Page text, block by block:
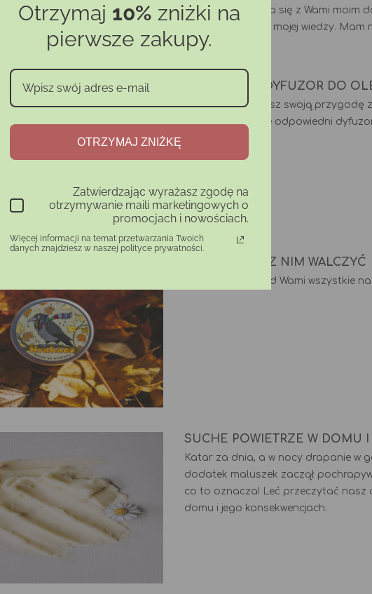
się do podzielenia się z Wami moim
punktu widzenia i mojej wiedzy. Mam
JAK WYBRAĆ DYFUZOR DO
Dopiero zaczynasz swoją przygodę
dobrać dla siebie odpowiedni
KASZEL I JAK Z NIM WALCZYĆ
Odkrywamy przed Wami wszystkie
SUCHE POWIETRZE W DOMU
Katar za dnia, a w nocy drapanie w
dodatek maluszek zaczął
co to oznacza! Leć przeczytać nasz
domu i jego konsekwencjach.
Otrzymaj 10% zniżki na
pierwsze zakupy.
OTRZYMAJ ZNIŻKĘ
Zatwierdzając wyrażasz zgodę na
otrzymywanie maili marketingowych o
promocjach i nowościach.
Więcej informacji na temat przetwarzania Twoich
danych znajdziesz w naszej polityce prywatności.